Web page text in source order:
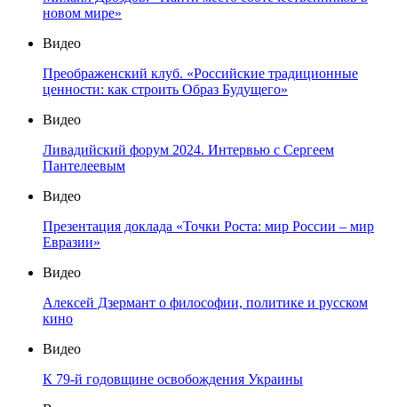
новом мире»
Видео
Преображенский клуб. «Российские традиционные
ценности: как строить Образ Будущего»
Видео
Ливадийский форум 2024. Интервью с Сергеем
Пантелеевым
Видео
Презентация доклада «Точки Роста: мир России – мир
Евразии»
Видео
Алексей Дзермант о философии, политике и русском
кино
Видео
К 79-й годовщине освобождения Украины